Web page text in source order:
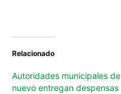
Relacionado
Autoridades municipales de
nuevo entregan despensas